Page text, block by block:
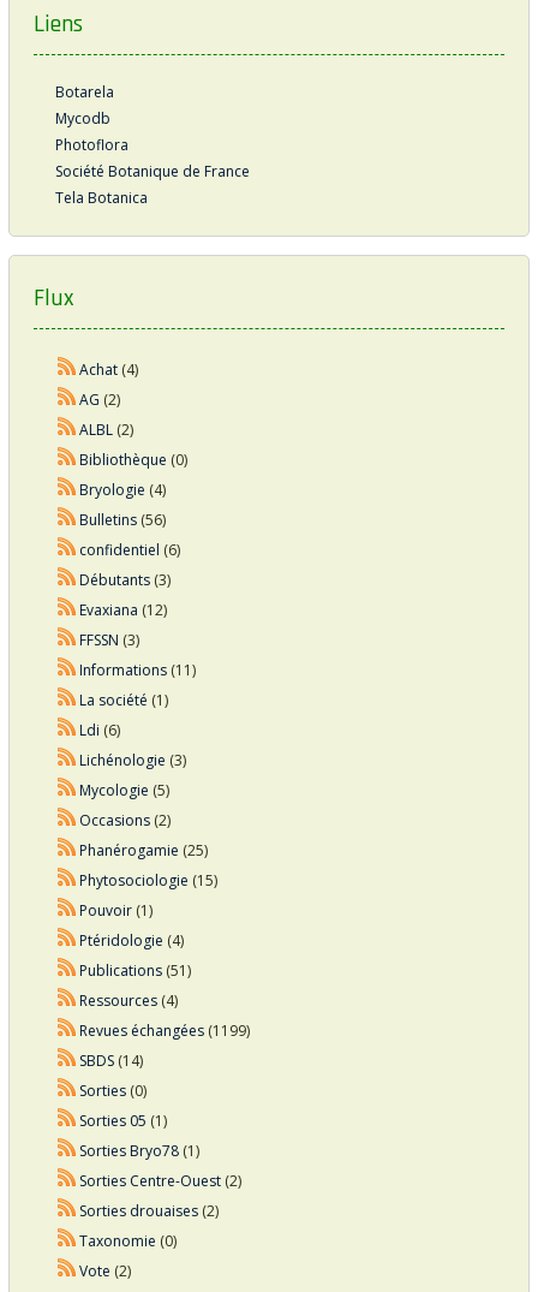
Liens
Botarela
Mycodb
Photoflora
Société Botanique de France
Tela Botanica
Flux
Achat(4)
AG (2)
ALBL(2)
Bibliothèque (0)
Bryologie (4)
Bulletins(56)
confidentiel (6)
Débutants(3)
Evaxiana (12)
FFSSN (3)
Informations(11)
La société (1)
Ldi (6)
Lichénologie (3)
Mycologie (5)
Occasions(2)
Phanérogamie (25)
Phytosociologie (15)
Pouvoir(1)
Ptéridologie (4)
Publications(51)
Ressources(4)
Revues échangées(1199)
SBDS(14)
Sorties(0)
Sorties 05 (1)
Sorties Bryo78(1)
Sorties Centre-Ouest(2)
Sorties drouaises(2)
Taxonomie (0)
Vote (2)